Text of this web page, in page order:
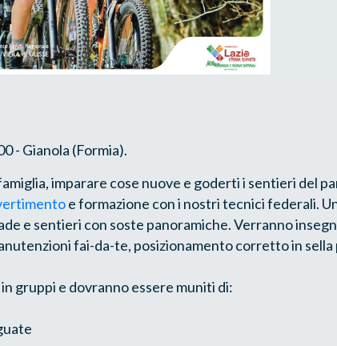
- Gianola (Formia).
imparare cose nuove e goderti i sentieri del
e formazione con i nostri tecnici federali.
e sentieri con soste panoramiche. Verranno
fai-da-te, posizionamento corretto in sella
gruppi e dovranno essere muniti di: